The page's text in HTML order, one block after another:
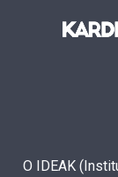
O IDEAK